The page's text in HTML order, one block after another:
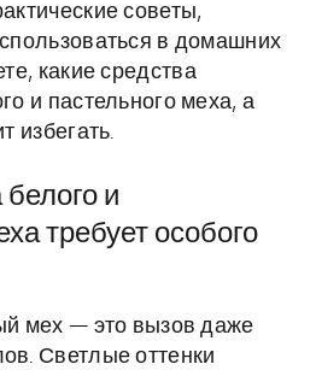
советы,
в домашних
какие средства
и пастельного меха, а
избегать.
и
требует особого
мех — это вызов даже
Светлые оттенки